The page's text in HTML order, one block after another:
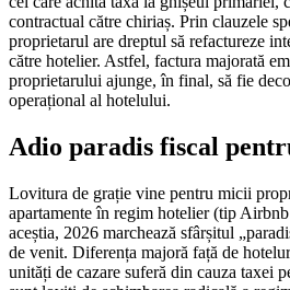
contractual către chiriaș. Prin clauzele
proprietarul are dreptul să refactureze
către hotelier. Astfel, factura majorată
proprietarului ajunge, în final, să fie
operațional al hotelului.
Adio paradis fiscal
Lovitura de grație vine pentru micii
apartamente în regim hotelier (tip
aceștia, 2026 marchează sfârșitul
de venit. Diferența majoră față de
unități de cazare suferă din cauza taxei